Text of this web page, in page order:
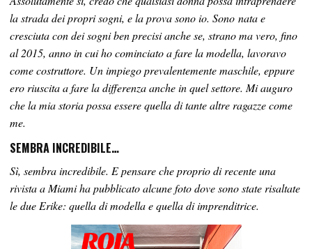
la strada dei propri sogni, e la prova sono io. Sono nata e
cresciuta con dei sogni ben precisi anche se, strano ma vero, fino
al 2015, anno in cui ho cominciato a fare la modella, lavoravo
come costruttore. Un impiego prevalentemente maschile, eppure
ero riuscita a fare la differenza anche in quel settore. Mi auguro
che la mia storia possa essere quella di tante altre ragazze come
me.
SEMBRA INCREDIBILE…
Sì, sembra incredibile. E pensare che proprio di recente una
rivista a Miami ha pubblicato alcune foto dove sono state risaltate
le due Erike: quella di modella e quella di imprenditrice.